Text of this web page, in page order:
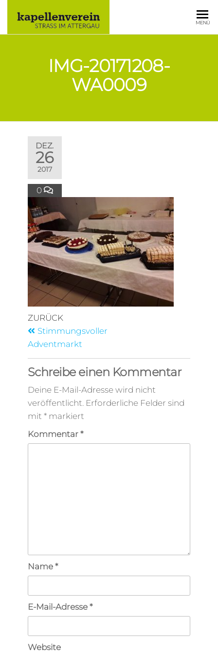
ATTERGAU
MENÜ
IMG-20171208-
WA0009
DEZ.
26
2017
0
ZURÜCK
Stimmungsvoller
Adventmarkt
Schreibe einen Kommentar
Deine E-Mail-Adresse wird nicht
veröffentlicht. Erforderliche Felder sind
mit *markiert
Kommentar *
Name *
E-Mail-Adresse *
Website